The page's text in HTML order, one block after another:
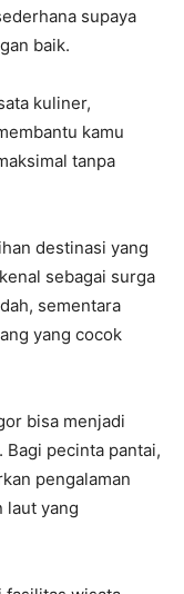
supaya
baik.
kuliner,
kamu
tanpa
destinasi yang
sebagai surga
sementara
yang cocok
bisa menjadi
Bagi pecinta pantai,
pengalaman
laut yang